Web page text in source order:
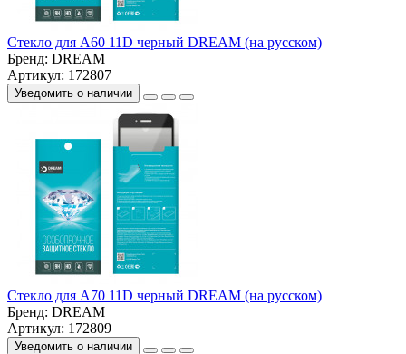
Стекло для A60 11D черный DREAM (на русском)
Бренд: DREAM
Артикул: 172807
Уведомить о наличии
Стекло для A70 11D черный DREAM (на русском)
Бренд: DREAM
Артикул: 172809
Уведомить о наличии